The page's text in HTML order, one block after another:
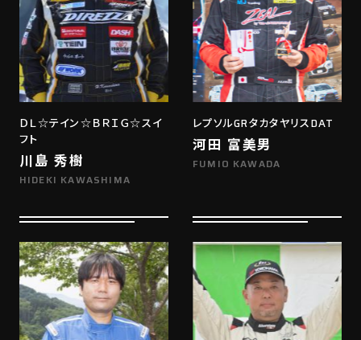
ＤＬ☆テイン☆ＢＲＩＧ☆スイ
フト
川島 秀樹
HIDEKI KAWASHIMA
レプソルGRタカタヤリスDAT
河田 富美男
FUMIO KAWADA